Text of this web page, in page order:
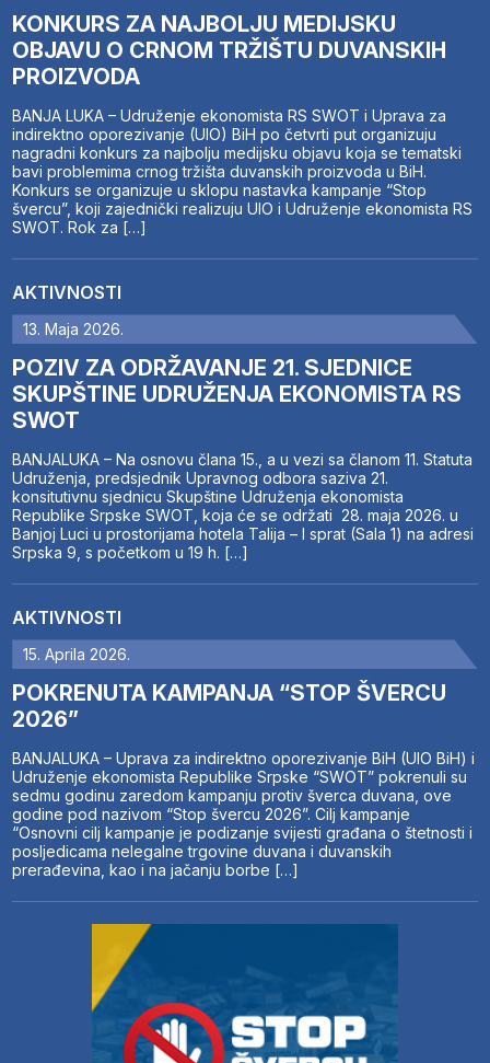
KONKURS ZA NAJBOLJU MEDIJSKU
OBJAVU O CRNOM TRŽIŠTU DUVANSKIH
PROIZVODA
BANJA LUKA – Udruženje ekonomista RS SWOT i Uprava za
indirektno oporezivanje (UIO) BiH po četvrti put organizuju
nagradni konkurs za najbolju medijsku objavu koja se tematski
bavi problemima crnog tržišta duvanskih proizvoda u BiH.
Konkurs se organizuje u sklopu nastavka kampanje “Stop
švercu”, koji zajednički realizuju UIO i Udruženje ekonomista RS
SWOT. Rok za […]
AKTIVNOSTI
13. Maja 2026.
POZIV ZA ODRŽAVANJE 21. SJEDNICE
SKUPŠTINE UDRUŽENJA EKONOMISTA RS
SWOT
BANJALUKA – Na osnovu člana 15., a u vezi sa članom 11. Statuta
Udruženja, predsjednik Upravnog odbora saziva 21.
konsitutivnu sjednicu Skupštine Udruženja ekonomista
Republike Srpske SWOT, koja će se održati 28. maja 2026. u
Banjoj Luci u prostorijama hotela Talija – I sprat (Sala 1) na adresi
Srpska 9, s početkom u 19 h. […]
AKTIVNOSTI
15. Aprila 2026.
POKRENUTA KAMPANJA “STOP ŠVERCU
2026”
BANJALUKA – Uprava za indirektno oporezivanje BiH (UIO BiH) i
Udruženje ekonomista Republike Srpske “SWOT” pokrenuli su
sedmu godinu zaredom kampanju protiv šverca duvana, ove
godine pod nazivom “Stop švercu 2026”. Cilj kampanje
“Osnovni cilj kampanje je podizanje svijesti građana o štetnosti i
posljedicama nelegalne trgovine duvana i duvanskih
prerađevina, kao i na jačanju borbe […]